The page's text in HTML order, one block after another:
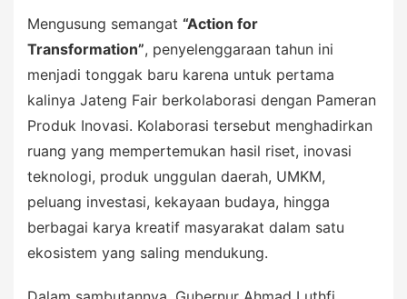
Mengusung semangat “Action for
Transformation”, penyelenggaraan tahun ini
menjadi tonggak baru karena untuk pertama
kalinya Jateng Fair berkolaborasi dengan Pameran
Produk Inovasi. Kolaborasi tersebut menghadirkan
ruang yang mempertemukan hasil riset, inovasi
teknologi, produk unggulan daerah, UMKM,
peluang investasi, kekayaan budaya, hingga
berbagai karya kreatif masyarakat dalam satu
ekosistem yang saling mendukung.